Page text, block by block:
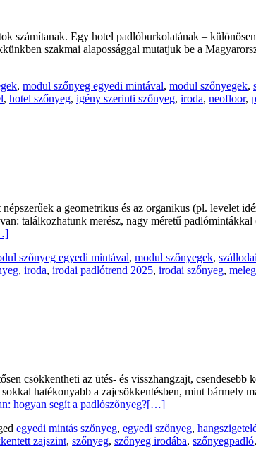
számítanak. Egy hotel padlóburkolatának –
szakmai alapossággal mutatjuk be a
, modul szőnyeg egyedi mintával, modul szőnyegek,
, hotel szőnyeg, igény szerinti szőnyeg, iroda, neofloor,
a geometrikus és az organikus (pl. levelet
találkozhatunk merész, nagy méretű
szőnyeg egyedi mintával, modul szőnyegek,
, iroda, irodai padlótrend 2025, irodai szőnyeg,
csökkentheti az ütés- és visszhangzajt, csendesebb
hatékonyabb a zajcsökkentésben, mint bármely
hogyan segít a padlószőnyeg?[…]
egyedi mintás szőnyeg, egyedi szőnyeg,
zajszint, szőnyeg, szőnyeg irodába, szőnyegpadló,